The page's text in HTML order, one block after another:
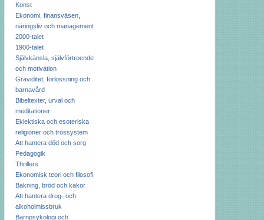
Konst
Ekonomi, finansväsen,
näringsliv och management
2000-talet
1900-talet
Självkänsla, självförtroende
och motivation
Graviditet, förlossning och
barnavård
Bibeltexter, urval och
meditationer
Eklektiska och esoteriska
religioner och trossystem
Att hantera död och sorg
Pedagogik
Thrillers
Ekonomisk teori och filosofi
Bakning, bröd och kakor
Att hantera drog- och
alkoholmissbruk
Barnpsykologi och